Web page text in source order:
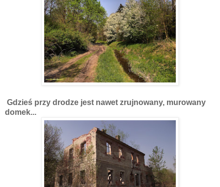
Gdzieś przy drodze jest nawet zrujnowany, murowany
domek...